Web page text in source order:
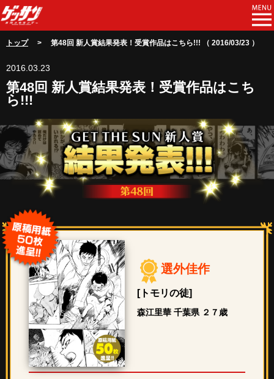
トップ> 第48回 新人賞結果発表！受賞作品はこちら!!! （ 2016/03/23 ）
2016.03.23
第48回 新人賞結果発表！受賞作品はこち
ら!!!
選外佳作
[トモリの徒]
森江里華 千葉県 ２７歳